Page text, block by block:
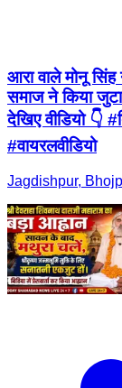
आरा वाले मोनू सिंह
समाज ने किया
देखिए वीडियो 👇
#वायरलवीडियो
Jagdishpur,